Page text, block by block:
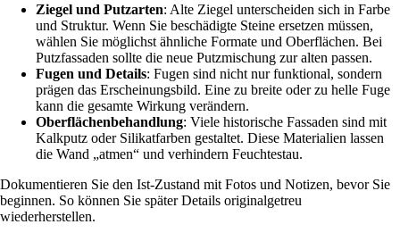
Ziegel und Putzarten: Alte Ziegel unterscheiden sich in Farbe
und Struktur. Wenn Sie beschädigte Steine ersetzen müssen,
wählen Sie möglichst ähnliche Formate und Oberflächen. Bei
Putzfassaden sollte die neue Putzmischung zur alten passen.
Fugen und Details: Fugen sind nicht nur funktional, sondern
prägen das Erscheinungsbild. Eine zu breite oder zu helle Fuge
kann die gesamte Wirkung verändern.
Oberflächenbehandlung: Viele historische Fassaden sind mit
Kalkputz oder Silikatfarben gestaltet. Diese Materialien lassen
die Wand „atmen“ und verhindern Feuchtestau.
Dokumentieren Sie den Ist-Zustand mit Fotos und Notizen, bevor Sie
beginnen. So können Sie später Details originalgetreu
wiederherstellen.